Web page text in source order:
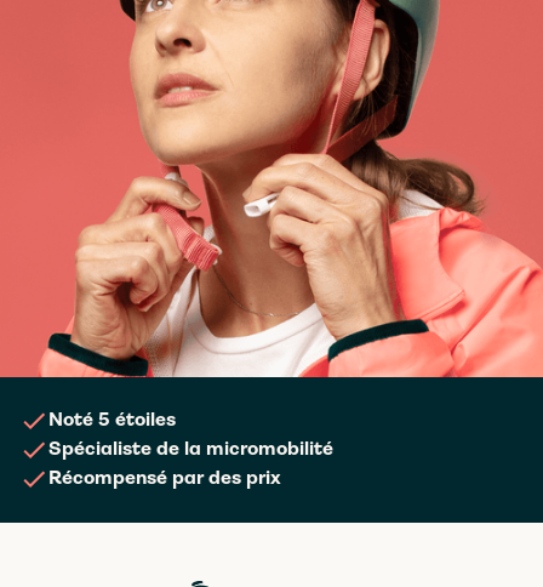
Noté 5 étoiles
Spécialiste de la micromobilité
Récompensé par des prix